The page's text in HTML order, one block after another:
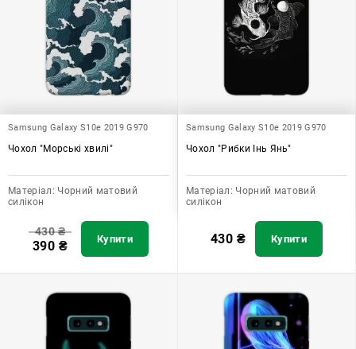
Samsung Galaxy S10e 2019 G970
Чохол "Морські хвилі"
Матеріал: Чорний матовий
силікон
430₴
390 ₴ Купити
Samsung Galaxy S10e 2019 G970
Чохол "Рибки Інь Янь"
Матеріал: Чорний матовий
силікон
430 ₴ Купити